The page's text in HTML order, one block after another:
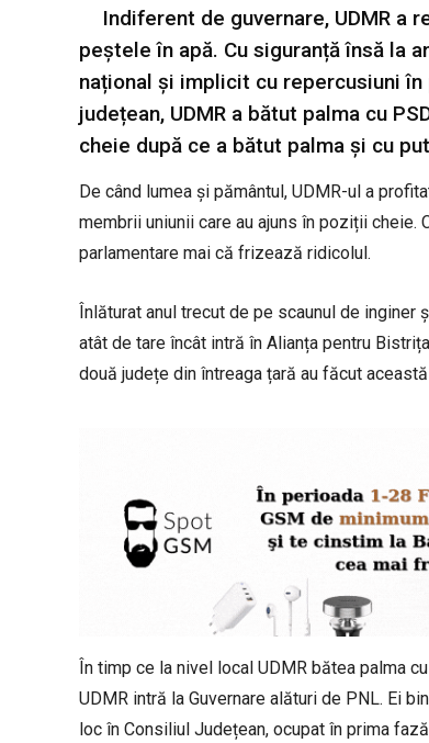
Indiferent de guvernare, UDMR a
peștele în apă. Cu siguranță însă la
național și implicit cu repercusiuni în
județean, UDMR a bătut palma cu
cheie după ce a bătut palma și cu
De când lumea și pământul, UDMR-ul a
membrii uniunii care au ajuns în poziții
parlamentare mai că frizează ridicolul.
Înlăturat anul trecut de pe scaunul de inginer
atât de tare încât intră în Alianța pentru
două județe din întreaga țară au făcut
În timp ce la nivel local UDMR bătea palma
UDMR intră la Guvernare alături de PNL. Ei
loc în Consiliul Județean, ocupat în prima